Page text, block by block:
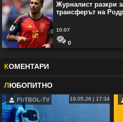
Журналист разкри
трансферът на
10:07
0
КОМЕНТАРИ
ЛЮБОПИТНО
FUTBOL-TV 19.05.26 | 17:34